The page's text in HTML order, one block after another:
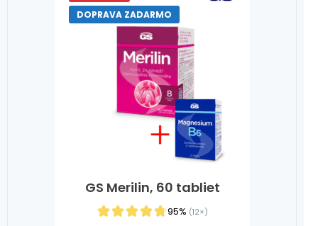
GS Merilin, 60 tabliet
95% (12×)
DOPRAVA ZADARMO